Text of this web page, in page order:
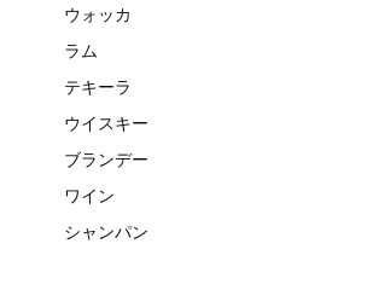
ウォッカ
ラム
テキーラ
ウイスキー
ブランデー
ワイン
シャンパン